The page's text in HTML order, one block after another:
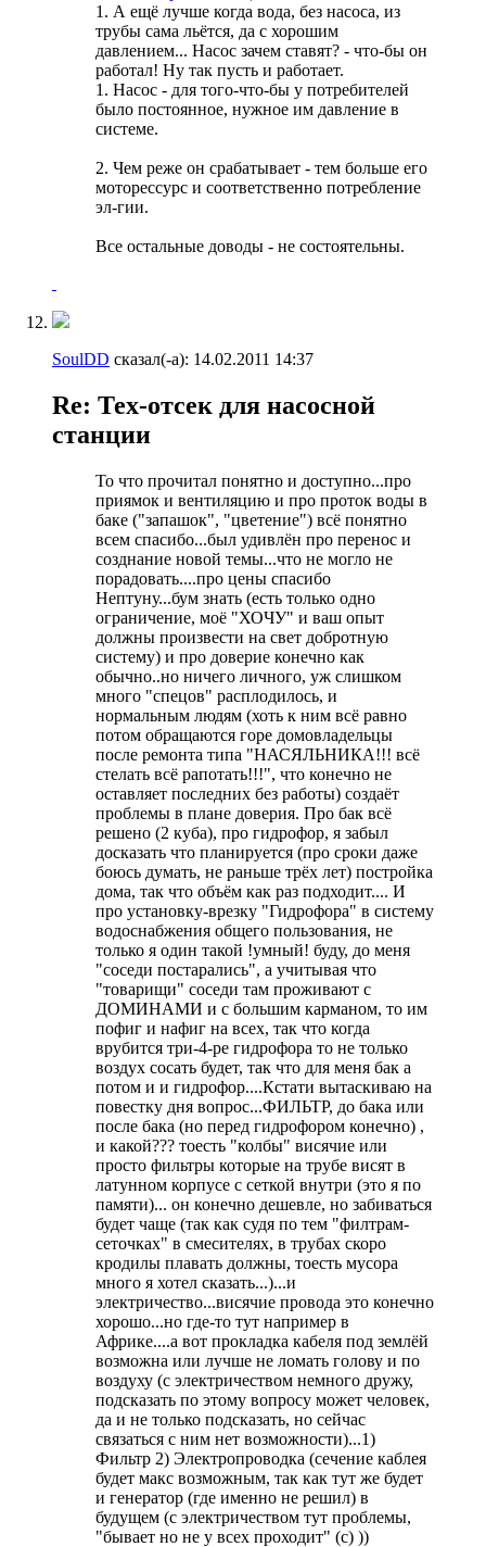
1. А ещё лучше когда вода, без насоса, из
трубы сама льётся, да с хорошим
давлением... Насос зачем ставят? - что-бы он
работал! Ну так пусть и работает.
1. Насос - для того-что-бы у потребителей
было постоянное, нужное им давление в
системе.
2. Чем реже он срабатывает - тем больше его
моторессурс и соответственно потребление
эл-гии.
Все остальные доводы - не состоятельны.
SoulDD сказал(-а): 14.02.2011 14:37
Re: Тех-отсек для насосной
станции
То что прочитал понятно и доступно...про
приямок и вентиляцию и про проток воды в
баке ("запашок", "цветение") всё понятно
всем спасибо...был удивлён про перенос и
созднание новой темы...что не могло не
порадовать....про цены спасибо
Нептуну...бум знать (есть только одно
ограничение, моё "ХОЧУ" и ваш опыт
должны произвести на свет добротную
систему) и про доверие конечно как
обычно..но ничего личного, уж слишком
много "спецов" расплодилось, и
нормальным людям (хоть к ним всё равно
потом обращаются горе домовладельцы
после ремонта типа "НАСЯЛЬНИКА!!! всё
стелать всё рапотать!!!", что конечно не
оставляет последних без работы) создаёт
проблемы в плане доверия. Про бак всё
решено (2 куба), про гидрофор, я забыл
досказать что планируется (про сроки даже
боюсь думать, не раньше трёх лет) постройка
дома, так что объём как раз подходит.... И
про установку-врезку "Гидрофора" в систему
водоснабжения общего пользования, не
только я один такой !умный! буду, до меня
"соседи постарались", а учитывая что
"товарищи" соседи там проживают с
ДОМИНАМИ и с большим карманом, то им
пофиг и нафиг на всех, так что когда
врубится три-4-ре гидрофора то не только
воздух сосать будет, так что для меня бак а
потом и и гидрофор....Кстати вытаскиваю на
повестку дня вопрос...ФИЛЬТР, до бака или
после бака (но перед гидрофором конечно) ,
и какой??? тоесть "колбы" висячие или
просто фильтры которые на трубе висят в
латунном корпусе с сеткой внутри (это я по
памяти)... он конечно дешевле, но забиваться
будет чаще (так как судя по тем "филтрам-
сеточках" в смесителях, в трубах скоро
кродилы плавать должны, тоесть мусора
много я хотел сказать...)...и
электричество...висячие провода это конечно
хорошо...но где-то тут например в
Африке....а вот прокладка кабеля под землёй
возможна или лучше не ломать голову и по
воздуху (с электричеством немного дружу,
подсказать по этому вопросу может человек,
да и не только подсказать, но сейчас
связаться с ним нет возможности)...1)
Фильтр 2) Электропроводка (сечение каблея
будет макс возможным, так как тут же будет
и генератор (где именно не решил) в
будущем (с электричеством тут проблемы,
"бывает но не у всех проходит" (с) ))